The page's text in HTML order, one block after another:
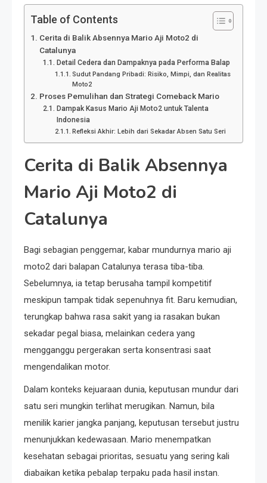
Table of Contents
Cerita di Balik Absennya Mario Aji Moto2 di
Catalunya
Detail Cedera dan Dampaknya pada Performa Balap
Sudut Pandang Pribadi: Risiko, Mimpi, dan Realitas
Moto2
Proses Pemulihan dan Strategi Comeback Mario
Dampak Kasus Mario Aji Moto2 untuk Talenta
Indonesia
Refleksi Akhir: Lebih dari Sekadar Absen Satu Seri
Cerita di Balik Absennya
Mario Aji Moto2 di
Catalunya
Bagi sebagian penggemar, kabar mundurnya mario aji
moto2 dari balapan Catalunya terasa tiba-tiba.
Sebelumnya, ia tetap berusaha tampil kompetitif
meskipun tampak tidak sepenuhnya fit. Baru kemudian,
terungkap bahwa rasa sakit yang ia rasakan bukan
sekadar pegal biasa, melainkan cedera yang
mengganggu pergerakan serta konsentrasi saat
mengendalikan motor.
Dalam konteks kejuaraan dunia, keputusan mundur dari
satu seri mungkin terlihat merugikan. Namun, bila
menilik karier jangka panjang, keputusan tersebut justru
menunjukkan kedewasaan. Mario menempatkan
kesehatan sebagai prioritas, sesuatu yang sering kali
diabaikan ketika pebalap terpaku pada hasil instan.